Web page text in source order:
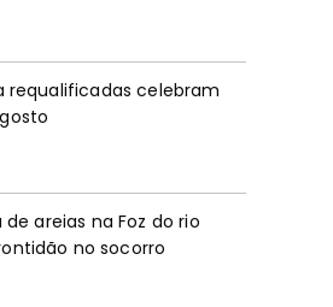
requalificadas celebram
areias na Foz do rio
no socorro